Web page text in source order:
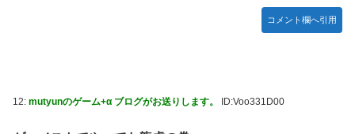
コメント欄へ引用
12: mutyunのゲーム+α ブログがお送りします。 ID:Voo331D00